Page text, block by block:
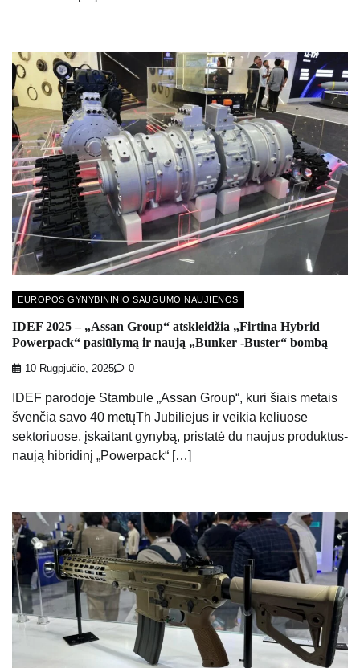
EUROPOS GYNYBININIO SAUGUMO NAUJIENOS
IDEF 2025 – „Assan Group“ atskleidžia „Firtina Hybrid
Powerpack“ pasiūlymą ir naują „Bunker -Buster“ bombą
10 Rugpjūčio, 2025 0
IDEF parodoje Stambule „Assan Group“, kuri šiais metais
švenčia savo 40 metųTh Jubiliejus ir veikia keliuose
sektoriuose, įskaitant gynybą, pristatė du naujus produktus-
naują hibridinį „Powerpack“ […]